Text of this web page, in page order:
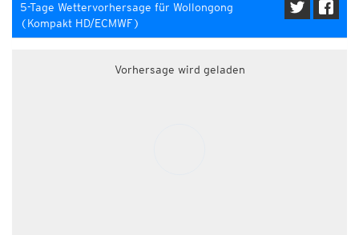
5-Tage Wettervorhersage für Wollongong
(Kompakt HD/ECMWF)
Vorhersage wird geladen